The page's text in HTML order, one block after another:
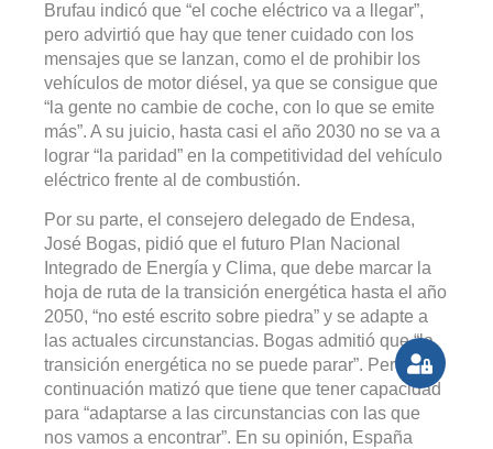
Brufau indicó que “el coche eléctrico va a llegar”,
pero advirtió que hay que tener cuidado con los
mensajes que se lanzan, como el de prohibir los
vehículos de motor diésel, ya que se consigue que
“la gente no cambie de coche, con lo que se emite
más”. A su juicio, hasta casi el año 2030 no se va a
lograr “la paridad” en la competitividad del vehículo
eléctrico frente al de combustión.
Por su parte, el consejero delegado de Endesa,
José Bogas, pidió que el futuro Plan Nacional
Integrado de Energía y Clima, que debe marcar la
hoja de ruta de la transición energética hasta el año
2050, “no esté escrito sobre piedra” y se adapte a
las actuales circunstancias. Bogas admitió que “la
transición energética no se puede parar”. Pero a
continuación matizó que tiene que tener capacidad
para “adaptarse a las circunstancias con las que
nos vamos a encontrar”. En su opinión, España